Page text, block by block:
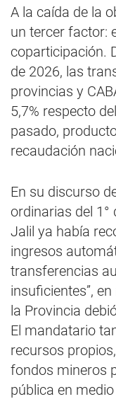
A la caída de la
un tercer factor:
coparticipación.
de 2026, las
provincias y
5,7% respecto
pasado,
recaudación
En su discurso
ordinarias del 1°
Jalil ya había
ingresos
transferencias
insuficientes”,
la Provincia
El mandatario
recursos
fondos mineros
pública en